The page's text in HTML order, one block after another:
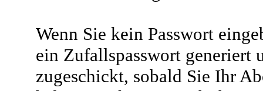
Wenn Sie kein Passwort
ein Zufallspasswort generiert
zugeschickt, sobald Sie Ihr